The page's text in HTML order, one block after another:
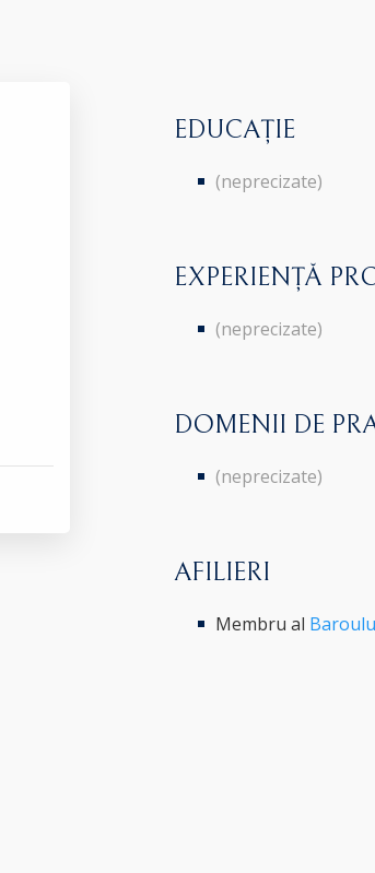
EDUCAȚIE
(neprecizate)
EXPERIENȚĂ
(neprecizate)
DOMENII DE
(neprecizate)
AFILIERI
Membru al